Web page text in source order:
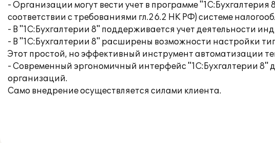
- Организации могут вести учет в программе
соответствии с требованиями гл.26.2 НК РФ) системе
- В "1С:Бухгалтерии 8" поддерживается учет деятельности
- В "1С:Бухгалтерии 8" расширены возможности настройки
Этот простой, но эффективный инструмент автоматизации
- Современный эргономичный интерфейс "1С:Бухгалтерии
организаций.
Само внедрение осуществляется силами клиента.